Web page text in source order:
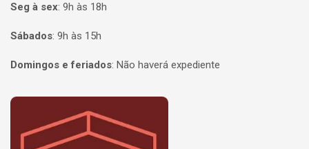
Seg à sex: 9h às 18h
Sábados: 9h às 15h
Domingos e feriados: Não haverá expediente
Página inicial